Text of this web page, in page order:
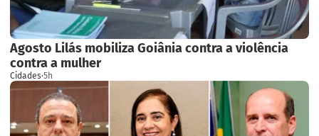
Agosto Lilás mobiliza Goiânia contra a violência
contra a mulher
Cidades·5h